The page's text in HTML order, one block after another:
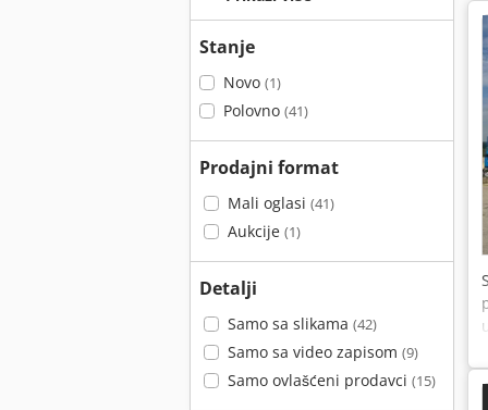
Stanje
Novo (1)
Polovno (41)
Prodajni format
Mali oglasi (41)
Aukcije (1)
Detalji
Samo sa slikama (42)
Samo sa video zapisom (9)
Samo ovlašćeni prodavci (15)